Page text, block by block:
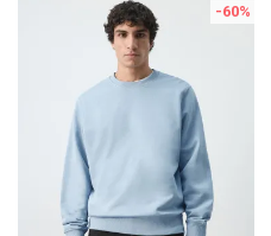
-60%